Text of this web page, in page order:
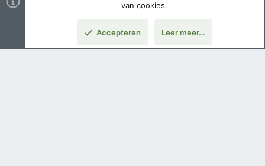
van cookies.
Accepteren Leer meer…